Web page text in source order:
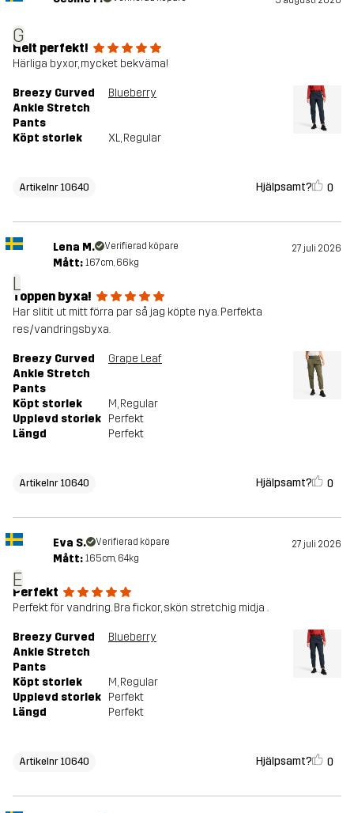
G
Helt perfekt!
Härliga byxor, mycket bekväma!
Breezy Curved
Ankle Stretch
Pants
Blueberry
Köpt storlek XL, Regular
Artikelnr 10640 Hjälpsamt? 0
L
Lena M. Verifierad köpare 27 juli 2026
Mått: 167cm, 66kg
Toppen byxa!
Har slitit ut mitt förra par så jag köpte nya. Perfekta
res/vandringsbyxa.
Breezy Curved
Ankle Stretch
Pants
Grape Leaf
Köpt storlek M, Regular
Upplevd storlek Perfekt
Längd
Perfekt
Artikelnr 10640 Hjälpsamt? 0
E
Eva S. Verifierad köpare 27 juli 2026
Mått: 165cm, 64kg
Perfekt
Perfekt för vandring. Bra fickor, skön stretchig midja .
Breezy Curved
Ankle Stretch
Pants
Blueberry
Köpt storlek M, Regular
Upplevd storlek Perfekt
Längd
Perfekt
Artikelnr 10640 Hjälpsamt? 0